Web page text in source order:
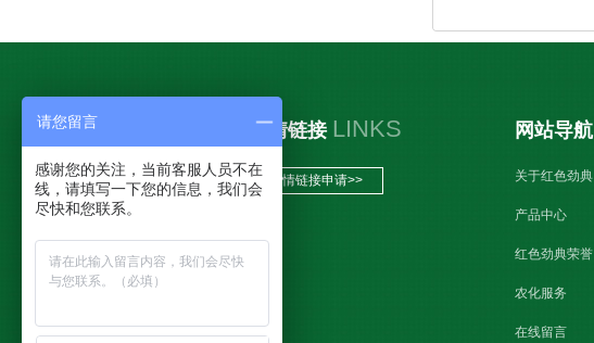
友情链接 LINKS
友情链接申请>>
网站导航
关于红色劲典
产品中心
红色劲典荣誉
农化服务
在线留言
请您留言
感谢您的关注，当前客服人员不在
线，请填写一下您的信息，我们会
尽快和您联系。